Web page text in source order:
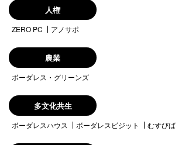
人権
ZERO PC アノサポ
農業
ボーダレス・グリーンズ
多文化共生
ボーダレスハウス ボーダレスビジット むすびば